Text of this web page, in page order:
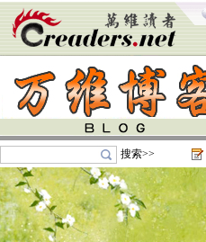
搜索>>